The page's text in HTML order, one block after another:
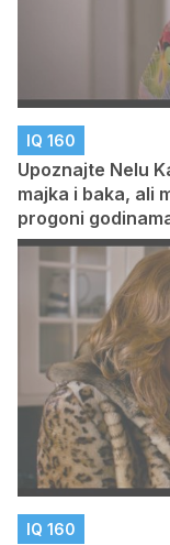
IQ 160
Upoznajte Nelu
majka i baka, ali
progoni
IQ 160